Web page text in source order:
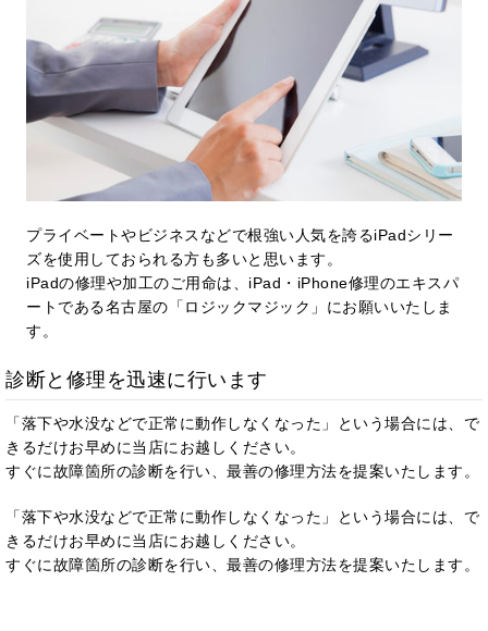
プライベートやビジネスなどで根強い人気を誇るiPadシリー
ズを使用しておられる方も多いと思います。
iPadの修理や加工のご用命は、iPad・iPhone修理のエキスパ
ートである名古屋の「ロジックマジック」にお願いいたしま
す。
診断と修理を迅速に行います
「落下や水没などで正常に動作しなくなった」という場合には、で
きるだけお早めに当店にお越しください。
すぐに故障箇所の診断を行い、最善の修理方法を提案いたします。
「落下や水没などで正常に動作しなくなった」という場合には、で
きるだけお早めに当店にお越しください。
すぐに故障箇所の診断を行い、最善の修理方法を提案いたします。